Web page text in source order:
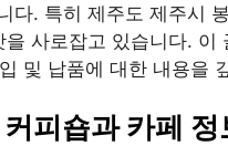
다. 특히 제주도 제주시
사로잡고 있습니다. 이
및 납품에 대한 내용을
피숍과 카페 정